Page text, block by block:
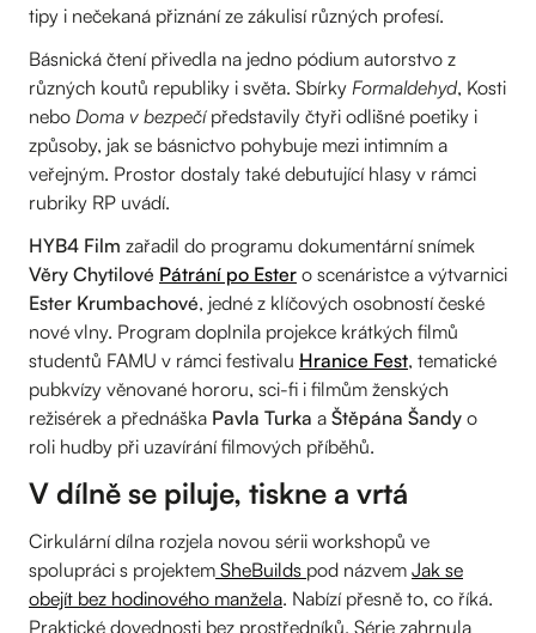
tipy i nečekaná přiznání ze zákulisí různých profesí.
Básnická čtení přivedla na jedno pódium autorstvo z
různých koutů republiky i světa. Sbírky Formaldehyd, Kosti
nebo Doma v bezpečí představily čtyři odlišné poetiky i
způsoby, jak se básnictvo pohybuje mezi intimním a
veřejným. Prostor dostaly také debutující hlasy v rámci
rubriky RP uvádí.
HYB4 Film zařadil do programu dokumentární snímek
Věry Chytilové Pátrání po Ester o scenáristce a výtvarnici
Ester Krumbachové, jedné z klíčových osobností české
nové vlny. Program doplnila projekce krátkých filmů
studentů FAMU v rámci festivalu Hranice Fest, tematické
pubkvízy věnované hororu, sci-fi i filmům ženských
režisérek a přednáška Pavla Turka a Štěpána Šandy o
roli hudby při uzavírání filmových příběhů.
V dílně se piluje, tiskne a vrtá
Cirkulární dílna rozjela novou sérii workshopů ve
spolupráci s projektem SheBuilds pod názvem Jak se
obejít bez hodinového manžela. Nabízí přesně to, co říká.
Praktické dovednosti bez prostředníků. Série zahrnula